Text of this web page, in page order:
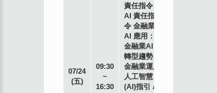
07/24
(五)
09:30
~
16:30
責任指令、
AI 責任指
令 金融業
AI 應用：
金融業AI
轉型趨勢、
金融業運用
人工智慧
(AI)指引 AI